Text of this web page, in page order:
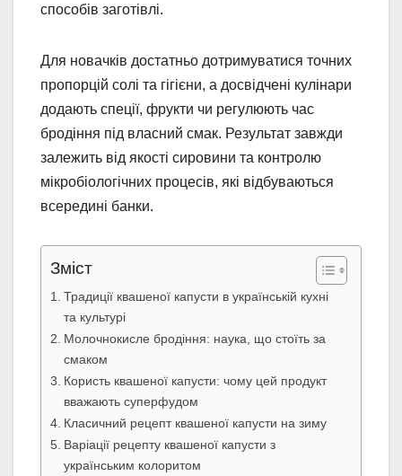
способів заготівлі.
Для новачків достатньо дотримуватися точних
пропорцій солі та гігієни, а досвідчені кулінари
додають спеції, фрукти чи регулюють час
бродіння під власний смак. Результат завжди
залежить від якості сировини та контролю
мікробіологічних процесів, які відбуваються
всередині банки.
Зміст
Традиції квашеної капусти в українській кухні
та культурі
Молочнокисле бродіння: наука, що стоїть за
смаком
Користь квашеної капусти: чому цей продукт
вважають суперфудом
Класичний рецепт квашеної капусти на зиму
Варіації рецепту квашеної капусти з
українським колоритом